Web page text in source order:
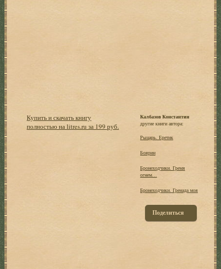
Купить и скачать книгу
полностью на litres.ru за 199 руб.
Калбазов Константин
другие книги автора:
Рыцарь. Еретик
Боярин
Бронеходчики. Гремя
огнем…
Бронеходчики. Гренада моя
Поделиться